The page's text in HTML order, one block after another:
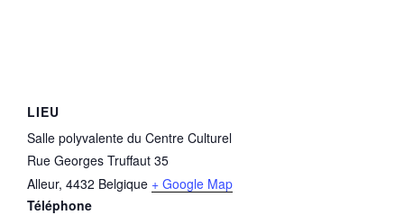
LIEU
Salle polyvalente du Centre Culturel
Rue Georges Truffaut 35
Alleur, 4432 Belgique + Google Map
Téléphone